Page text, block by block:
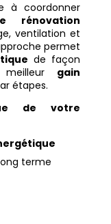
à coordonner
rénovation
ventilation et
permet
de façon
gain
étapes.
de votre
terme